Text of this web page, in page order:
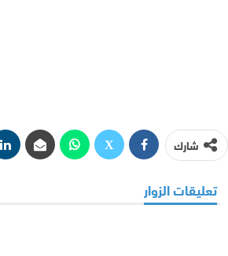
شارك
تعليقات الزوار